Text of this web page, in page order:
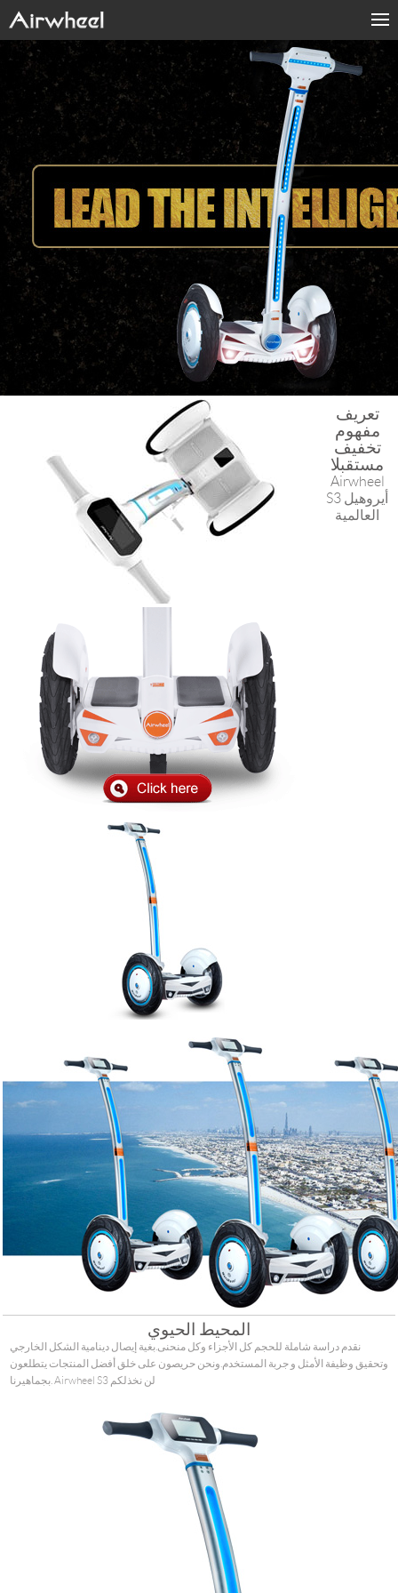
Products
Fashion Now
Support
Sharing & Rental
About Us
Contact Us
Language
تعريف
مفهوم
تخفيف
مستقبلا
Airwheel
S3 أيروهيل
العالمية
المحيط الحيوي
نقدم دراسة شاملة للحجم كل الأجزاء وكل منحنى.بغية إيصال دينامية الشكل الخارجي
وتحقيق وظيفة الأمثل و جربة المستخدم.ونحن حريصون على خلق أفضل المنتجات يتطلعون
بجماهيرنا. Airwheel S3 لن نخذلكم